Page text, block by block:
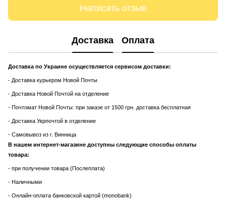
Написать отзыв
Доставка Оплата
Доставка по Украине осуществляется сервисом доставки:
- Доставка курьером Новой Почты
- Доставка Новой Почтой на отделение
- Почтомат Новой Почты: при заказе от 1500 грн. доставка бесплатная
- Доставка Укрпочтой в отделение
- Самовывоз из г. Винница
В нашем интернет-магазине доступны следующие способы оплаты
товара:
- при получении товара (Послеплата)
- Наличными
- Онлайн-оплата банковской картой (monobank)